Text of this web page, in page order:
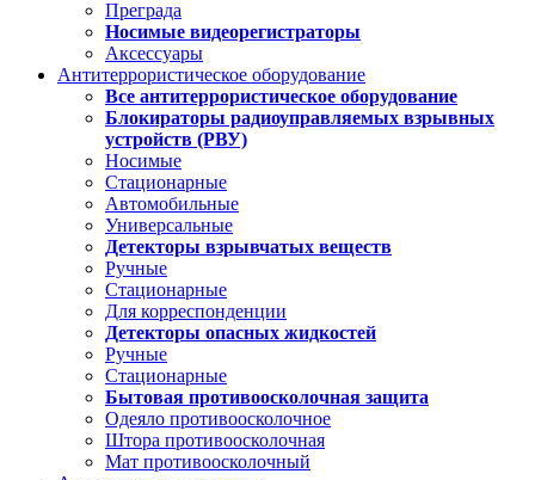
Преграда
Носимые видеорегистраторы
Аксессуары
Антитеррористическое оборудование
Все антитеррористическое оборудование
Блокираторы радиоуправляемых взрывных
устройств (РВУ)
Носимые
Стационарные
Автомобильные
Универсальные
Детекторы взрывчатых веществ
Ручные
Стационарные
Для корреспонденции
Детекторы опасных жидкостей
Ручные
Стационарные
Бытовая противоосколочная защита
Одеяло противоосколочное
Штора противоосколочная
Мат противоосколочный